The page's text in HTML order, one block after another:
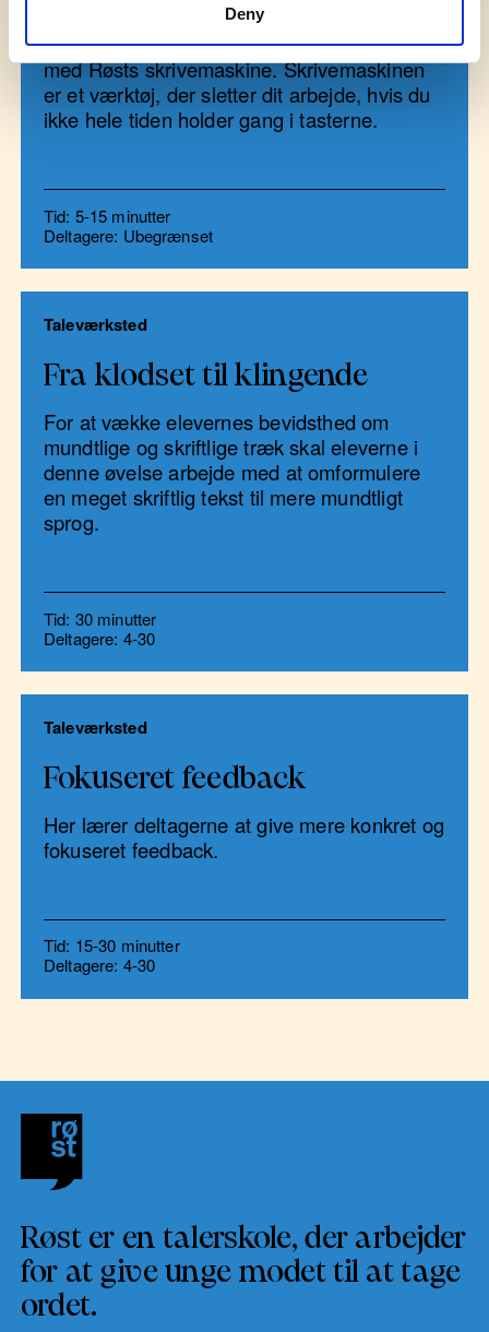
Deny
Drop perfektionismen, og slip tankerne løs
med Røsts skrivemaskine. Skrivemaskinen
er et værktøj, der sletter dit arbejde, hvis du
ikke hele tiden holder gang i tasterne.
Tid: 5-15 minutter
Deltagere: Ubegrænset
Taleværksted
Fra klodset til klingende
For at vække elevernes bevidsthed om
mundtlige og skriftlige træk skal eleverne i
denne øvelse arbejde med at omformulere
en meget skriftlig tekst til mere mundtligt
sprog.
Tid: 30 minutter
Deltagere: 4-30
Taleværksted
Fokuseret feedback
Her lærer deltagerne at give mere konkret og
fokuseret feedback.
Tid: 15-30 minutter
Deltagere: 4-30
Røst er en talerskole, der arbejder
for at give unge modet til at tage
ordet.